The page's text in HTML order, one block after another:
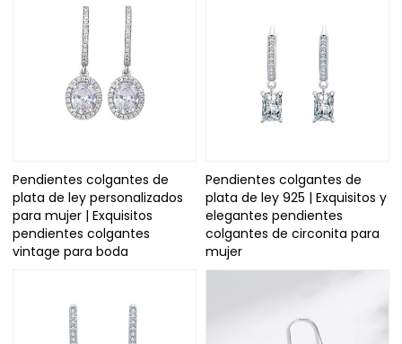
Pendientes colgantes de
plata de ley personalizados
para mujer | Exquisitos
pendientes colgantes
vintage para boda
Pendientes colgantes de
plata de ley 925 | Exquisitos y
elegantes pendientes
colgantes de circonita para
mujer